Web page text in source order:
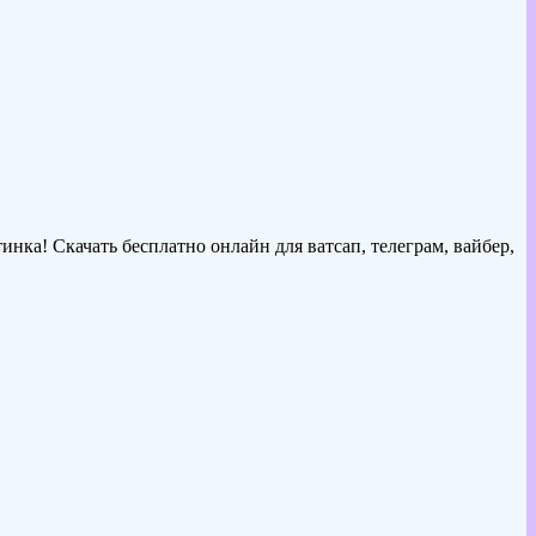
Скачать бесплатно онлайн для ватсап, телеграм, вайбер,